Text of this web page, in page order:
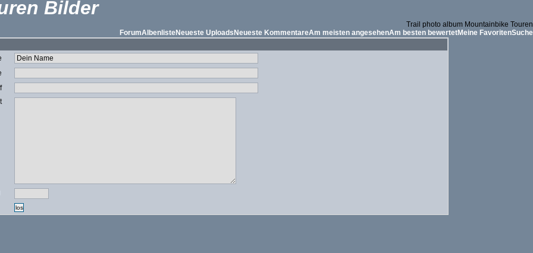
Bilder
Trail photo album Mountainbike Touren
ForumAlbenlisteNeueste Uploads Neueste KommentareAm meisten angesehenAm besten bewertetMeine FavoritenSuche
los